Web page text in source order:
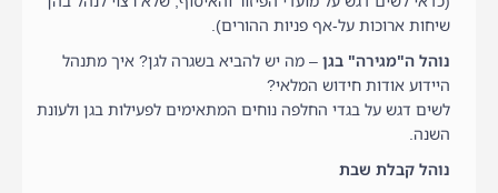
שיחות ארוכות על-אף פניות ההורים).
נוהל ה"מגירה" בגן– מה יש להביא בשגרה לגן? איך מתנהל
היידוע אודות חידוש המלאי?
לשים דגש על בגדי החלפה נוחים המתאימים לפעילות בגן ולעונת
השנה.
נוהל קבלת שבת